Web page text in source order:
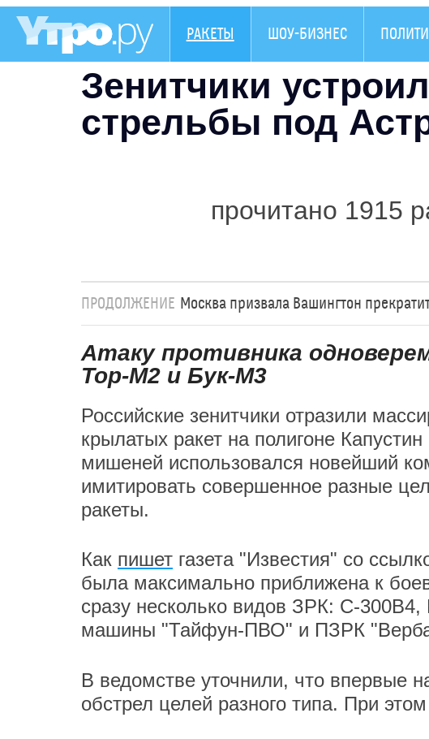
РАКЕТЫ ШОУ-БИЗНЕС
Зенитчики
стрельбы под
прочитано 1915
ПРОДОЛЖЕНИЕ Москва призвала Вашингтон
Атаку противника
Тор-М2 и Бук-М3
Российские зенитчики отразили
крылатых ракет на полигоне
мишеней использовался новейший
имитировать совершенное разные
ракеты.
Как пишет газета "Известия" со
была максимально приближена к
сразу несколько видов ЗРК: С-
машины "Тайфун-ПВО" и ПЗРК
В ведомстве уточнили, что впервые
обстрел целей разного типа. При